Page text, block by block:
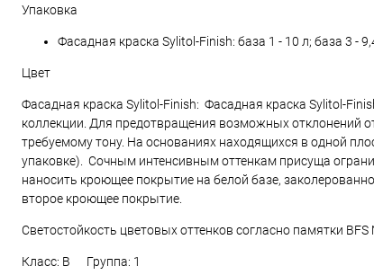
Упаковка
Фасадная краска Sylitol-Finish: база 1 - 10 л; база 3 -
Цвет
Фасадная краска Sylitol-Finish: Фасадная краска Sylitol-
коллекции. Для предотвращения возможных отклонений
требуемому тону. На основаниях находящихся в одной
упаковке). Сочным интенсивным оттенкам присуща
наносить кроющее покрытие на белой базе,
второе кроющее покрытие.
Светостойкость цветовых оттенков согласно памятки
Класс: B Группа: 1